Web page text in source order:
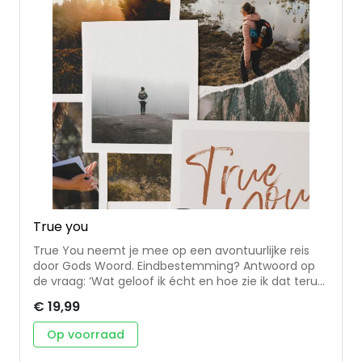
True you
True You neemt je mee op een avontuurlijke reis
door Gods Woord. Eindbestemming? Antwoord op
de vraag: ‘Wat geloof ik écht en hoe zie ik dat terug
over de kern van jouw (geloofs)identiteit. De
papieren journal wordt gecombineerd met online
video’s en gespreksvragen. True You is dan ook
€ 19,99
Op voorraad